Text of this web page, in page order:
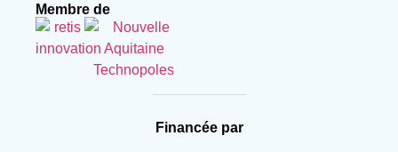
Membre de
Financée par